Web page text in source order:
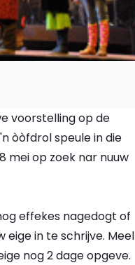
voorstelling op de
òòfdrol speule in die
mei op zoek nar nuuw
effekes nagedogt of
in te schrijve. Meel
nog 2 dage opgeve.